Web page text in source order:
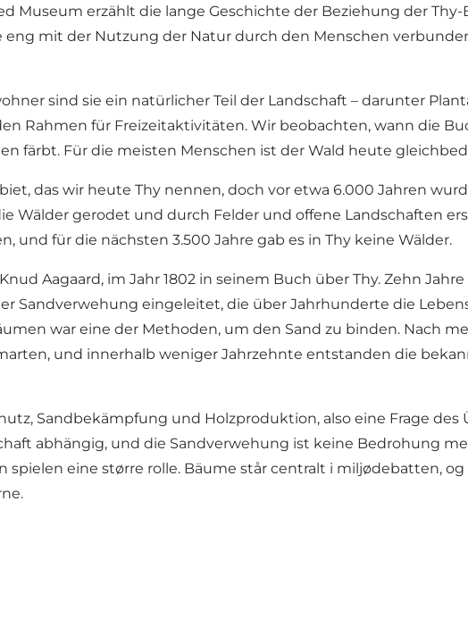
Museum erzählt die lange Geschichte der Beziehung der
mit der Nutzung der Natur durch den Menschen
sind sie ein natürlicher Teil der Landschaft – darunter
Rahmen für Freizeitaktivitäten. Wir beobachten, wann die
färbt. Für die meisten Menschen ist der Wald heute
das wir heute Thy nennen, doch vor etwa 6.000 Jahren
Wälder gerodet und durch Felder und offene Landschaften
und für die nächsten 3.500 Jahre gab es in Thy keine Wälder.
Aagaard, im Jahr 1802 in seinem Buch über Thy. Zehn Jahre
Sandverwehung eingeleitet, die über Jahrhunderte die
war eine der Methoden, um den Sand zu binden. Nach
und innerhalb weniger Jahrzehnte entstanden die
Sandbekämpfung und Holzproduktion, also eine Frage des
abhängig, und die Sandverwehung ist keine Bedrohung
eine større rolle. Bäume står centralt i miljødebatten, og